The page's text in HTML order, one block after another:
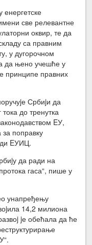
енергетске
све релевантне
оквир, те да
са правним
у дугорочном
да њено учешће у
принципе правних
Србиjи да
до тренутка
EУ,
поправку
EУИЦ.
да ради на
гаса“, пише у
унапређењу
14,2 милиона
jе обећала да ће